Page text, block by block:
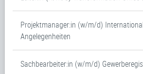
Projektmanager:in (w/m/d)
Angelegenheiten
Sachbearbeiter:in (w/m/d)